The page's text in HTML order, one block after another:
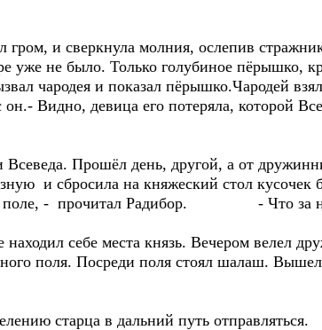
и сверкнула молния, ослепив
не было. Только голубиное пёрышко,
чародея и показал пёрышко.Чародей
Видно, девица его потеряла, которой
Прошёл день, другой, а от
и сбросила на княжеский стол кусочек
поле, - прочитал Радибор. - Что за
себе места князь. Вечером велел
поля. Посреди поля стоял шалаш.
старца в дальний путь отправляться.